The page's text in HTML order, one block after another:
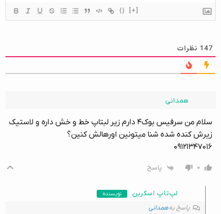
{} [+]
147 نظرات
همدانی
سلام من سرفیس بوک۴ دارم زیر لبتاپ خط و خش داره و لاستیک
زیرش کنده شده شنا میتونین اورهالش کنین؟
۰۹۱۲۱۳۴۷۰۱۶
۰ پاسخ
لپ‌تاپ اسکرین نویسنده
پاسخ بههمدانی